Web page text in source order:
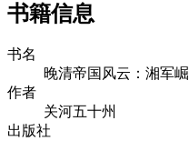
书籍信息
书名
晚清帝国风云：湘军
作者
关河五十州
出版社